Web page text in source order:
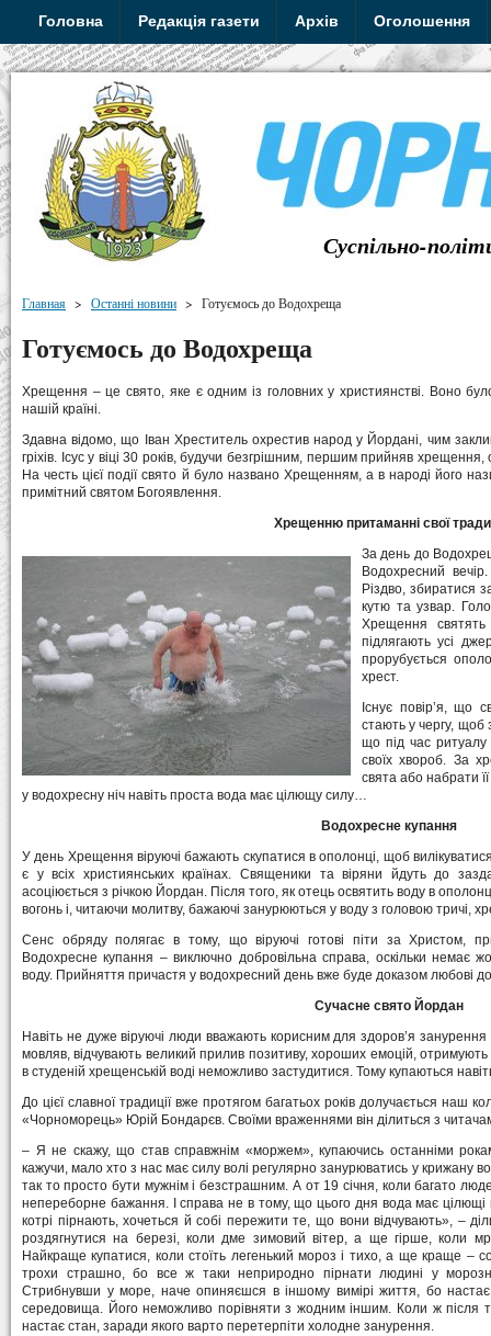
Головна Редакція газети Архів Оголошення
Суспільно-
Главная > Останні новини > Готуємось до Водохреща
Готуємось до Водохреща
Хрещення – це свято, яке є одним із головних у християнстві. Воно
нашій країні.
Здавна відомо, що Іван Хреститель охрестив народ у Йордані, чим
гріхів. Ісус у віці 30 років, будучи безгрішним, першим прийняв
На честь цієї події свято й було названо Хрещенням, а в народі його
примітний святом Богоявлення.
Хрещенню притаманні свої
За день до
Водохресний
Різдво, збиратися
кутю та узвар.
Хрещення
підлягають усі
прорубується
хрест.
Існує повір’я, що
стають у чергу, щоб
що під час
своїх хвороб. За
свята або набрати
у водохресну ніч навіть проста вода має цілющу силу…
Водохресне купання
У день Хрещення віруючі бажають скупатися в ополонці, щоб
є у всіх християнських країнах. Священики та віряни йдуть до
асоціюється з річкою Йордан. Після того, як отець освятить воду в
вогонь і, читаючи молитву, бажаючі занурюються у воду з головою тричі,
Сенс обряду полягає в тому, що віруючі готові піти за Христом,
Водохресне купання – виключно добровільна справа, оскільки немає
воду. Прийняття причастя у водохресний день вже буде доказом любові
Сучасне свято Йордан
Навіть не дуже віруючі люди вважають корисним для здоров’я занурення
мовляв, відчувають великий прилив позитиву, хороших емоцій, отримують
в студеній хрещенській воді неможливо застудитися. Тому купаються
До цієї славної традиції вже протягом багатьох років долучається наш
«Чорноморець» Юрій Бондарєв. Своїми враженнями він ділиться з
– Я не скажу, що став справжнім «моржем», купаючись останніми
кажучи, мало хто з нас має силу волі регулярно занурюватись у крижану
так то просто бути мужнім і безстрашним. А от 19 січня, коли багато
непереборне бажання. І справа не в тому, що цього дня вода має цілющі
котрі пірнають, хочеться й собі пережити те, що вони відчувають», –
роздягнутися на березі, коли дме зимовий вітер, а ще гірше, коли
Найкраще купатися, коли стоїть легенький мороз і тихо, а ще краще –
трохи страшно, бо все ж таки неприродно пірнати людині у
Стрибнувши у море, наче опиняєшся в іншому вимірі життя, бо настає
середовища. Його неможливо порівняти з жодним іншим. Коли ж після
настає стан, заради якого варто перетерпіти холодне занурення.